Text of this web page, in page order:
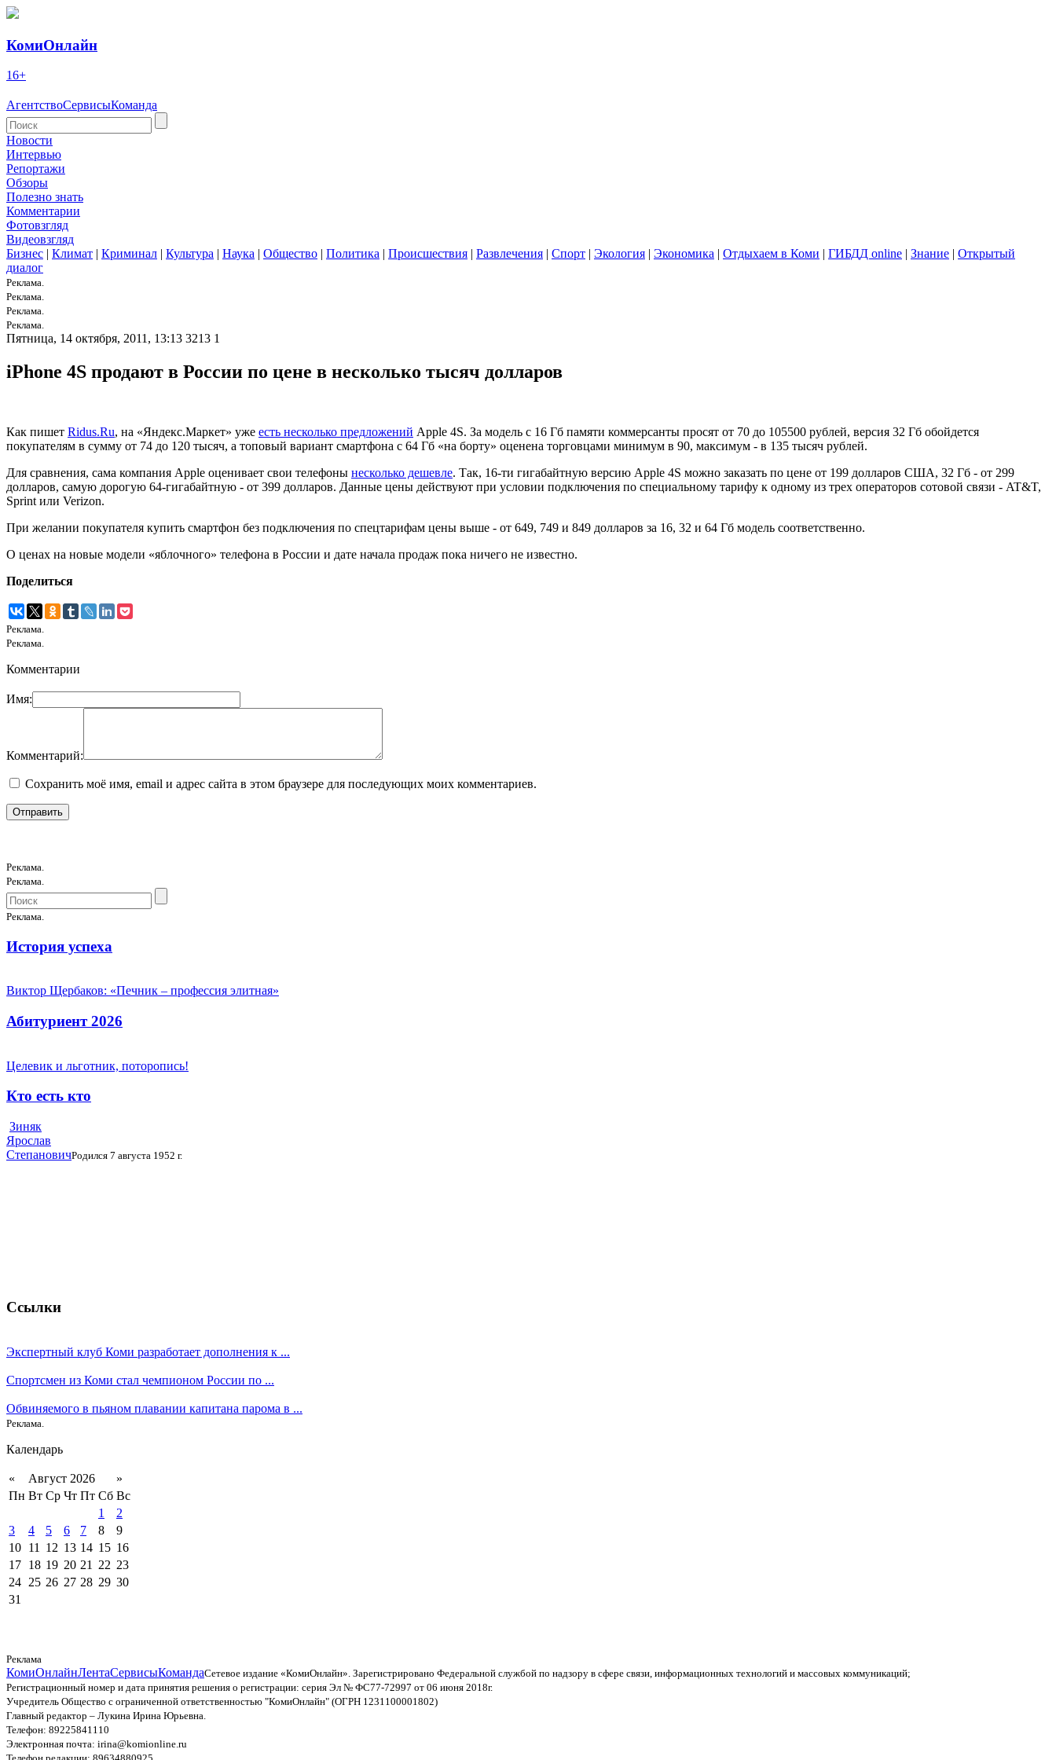
КомиОнлайн
16+
АгентствоСервисыКоманда
Новости
Интервью
Репортажи
Обзоры
Полезно знать
Комментарии
Фотовзгляд
Видеовзгляд
Бизнес | Климат | Криминал | Культура | Наука | Общество | Политика | Происшествия | Развлечения | Спорт | Экология | Экономика | Отдыхаем в Коми | ГИБДД online | Знание | Открытый
диалог
Реклама.
Реклама.
Реклама.
Реклама.
Пятница, 14 октября, 2011, 13:13 3213 1
iPhone 4S продают в России по цене в несколько тысяч долларов
Как пишет Ridus.Ru, на «Яндекс.Маркет» уже есть несколько предложений Apple 4S. За модель с 16 Гб памяти коммерсанты просят от 70 до 105500 рублей, версия 32 Гб обойдется
покупателям в сумму от 74 до 120 тысяч, а топовый вариант смартфона с 64 Гб «на борту» оценена торговцами минимум в 90, максимум - в 135 тысяч рублей.
Для сравнения, сама компания Apple оценивает свои телефоны несколько дешевле. Так, 16-ти гигабайтную версию Apple 4S можно заказать по цене от 199 долларов США, 32 Гб - от 299
долларов, самую дорогую 64-гигабайтную - от 399 долларов. Данные цены действуют при условии подключения по специальному тарифу к одному из трех операторов сотовой связи - AT&T,
Sprint или Verizon.
При желании покупателя купить смартфон без подключения по спецтарифам цены выше - от 649, 749 и 849 долларов за 16, 32 и 64 Гб модель соответственно.
О ценах на новые модели «яблочного» телефона в России и дате начала продаж пока ничего не известно.
Поделиться
Реклама.
Реклама.
Комментарии
Имя:
Комментарий:
Сохранить моё имя, email и адрес сайта в этом браузере для последующих моих комментариев.
Реклама.
Реклама.
Реклама.
История успеха
Виктор Щербаков: «Печник – профессия элитная»
Абитуриент 2026
Целевик и льготник, поторопись!
Кто есть кто
Зиняк
Ярослав
СтепановичРодился 7 августа 1952 г.
Ссылки
Экспертный клуб Коми разработает дополнения к ...
Спортсмен из Коми стал чемпионом России по ...
Обвиняемого в пьяном плавании капитана парома в ...
Реклама.
Календарь
« Август 2026
»
Пн Вт Ср Чт Пт Сб Вс
1
2
3
4 5 6 7 8
9
10 11 12 13 14 15 16
17 18 19 20 21 22 23
24 25 26 27 28 29 30
31
Реклама
КомиОнлайнЛентаСервисыКомандаСетевое издание «КомиОнлайн». Зарегистрировано Федеральной службой по надзору в сфере связи, информационных технологий и массовых коммуникаций;
Регистрационный номер и дата принятия решения о регистрации: серия Эл № ФС77-72997 от 06 июня 2018г.
Учредитель Общество с ограниченной ответственностью "КомиОнлайн" (ОГРН 1231100001802)
Главный редактор – Лукина Ирина Юрьевна.
Телефон: 89225841110
Электронная почта: irina@komionline.ru